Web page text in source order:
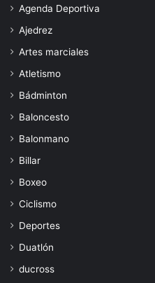
Agenda Deportiva
Ajedrez
Artes marciales
Atletismo
Bádminton
Baloncesto
Balonmano
Billar
Boxeo
Ciclismo
Deportes
Duatlón
ducross